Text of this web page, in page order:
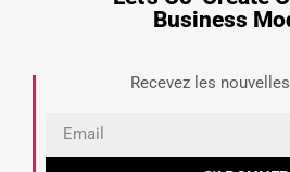
Business
Recevez les